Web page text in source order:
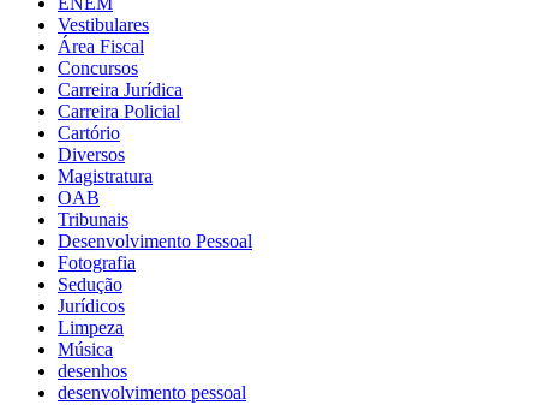
Vestibulares
Área Fiscal
Concursos
Carreira Jurídica
Carreira Policial
Cartório
Diversos
Magistratura
OAB
Tribunais
Desenvolvimento Pessoal
Fotografia
Sedução
Jurídicos
Limpeza
Música
desenhos
desenvolvimento pessoal